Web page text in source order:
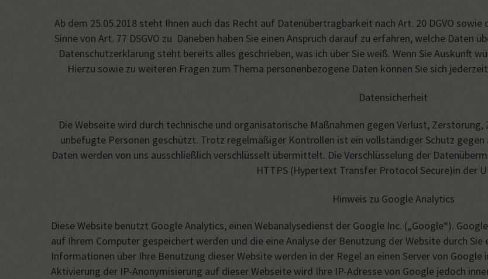
Ab dem 25.05.2018 steht Ihnen auch das Recht auf Datenübertragbarkeit nach Art. 20 DGVO
Sinne von Art. 77 DSGVO zu. Daneben haben Sie einen Anspruch darauf zu erfahren, welche Daten
Datenschutzerklärung steht bereits alles geschrieben, was ich über Sie weiß. Wenn Sie Auskunft
Hierzu sowie zu weiteren Fragen zum Thema personenbezogene Daten können Sie sich
Datensicherheit
Die Webseite wird durch technische und organisatorische Maßnahmen gegen Verlust,
unbefugte Personen geschützt. Trotz regelmäßiger Kontrollen ist ein vollständiger Schutz
Daten werden von uns ausschließlich verschlüsselt übermittelt. Die Verschlüsselung der
HTTPS (Hypertext Transfer Protocol Secure)in der
Hinweis zu Google Analytics
Diese Website benutzt Google Analytics, einen Webanalysedienst der Google Inc. („Google“).
auf Ihrem Computer gespeichert werden und die eine Analyse der Benutzung der Website durch
Informationen über Ihre Benutzung dieser Website werden in der Regel an einen Server von
Aktivierung der IP-Anonymisierung auf dieser Webseite wird Ihre IP-Adresse von Google jedoch